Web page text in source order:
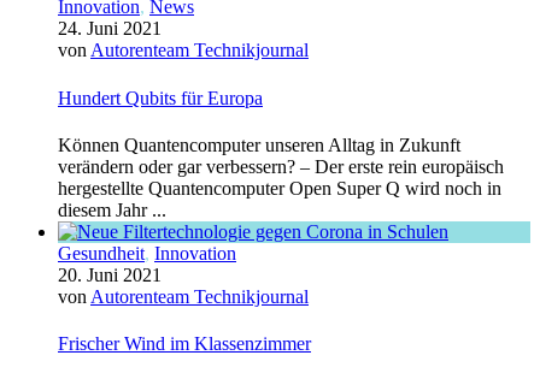
Innovation, News
24. Juni 2021
von Autorenteam Technikjournal
Hundert Qubits für Europa
Können Quantencomputer unseren Alltag in Zukunft
verändern oder gar verbessern? – Der erste rein europäisch
hergestellte Quantencomputer Open Super Q wird noch in
diesem Jahr ...
Gesundheit, Innovation
20. Juni 2021
von Autorenteam Technikjournal
Frischer Wind im Klassenzimmer